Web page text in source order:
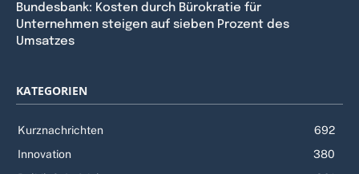
Bundesbank: Kosten durch Bürokratie für
Unternehmen steigen auf sieben Prozent des
Umsatzes
KATEGORIEN
Kurznachrichten
692
Innovation
380